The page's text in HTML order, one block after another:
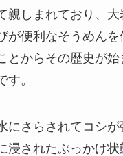
親しまれており、
が便利なそうめんを
とからその歴史が
す。
にさらされてコシ
浸されたぶっかけ